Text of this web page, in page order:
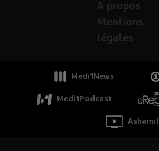
A propos
Mentions
légales
Medi1News
Medi1Podcast
Ashamil